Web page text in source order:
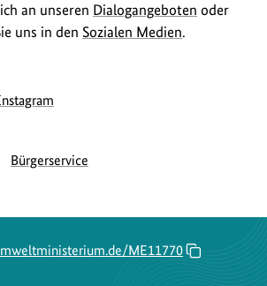
an unseren Dialogangeboten oder
uns in den Sozialen Medien.
des
Bürgerservice
ME11770